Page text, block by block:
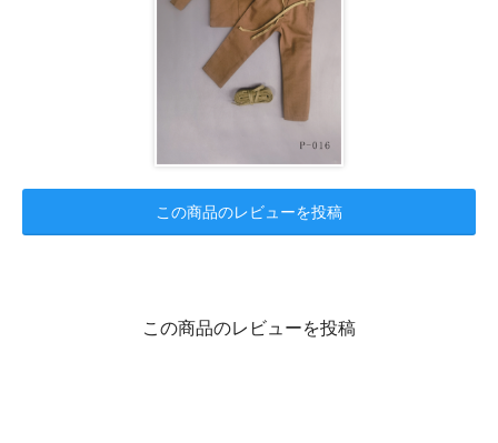
この商品のレビューを投稿
この商品のレビューを投稿